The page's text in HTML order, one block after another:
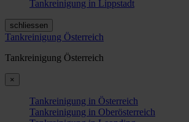
Tankreinigung in Lippstadt
schliessen
Tankreinigung Österreich
Tankreinigung Österreich
×
Tankreinigung in Österreich
Tankreinigung in Oberösterreich